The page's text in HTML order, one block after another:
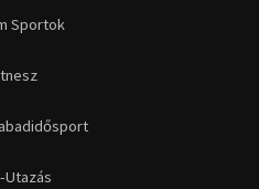
Sportok
Utazás